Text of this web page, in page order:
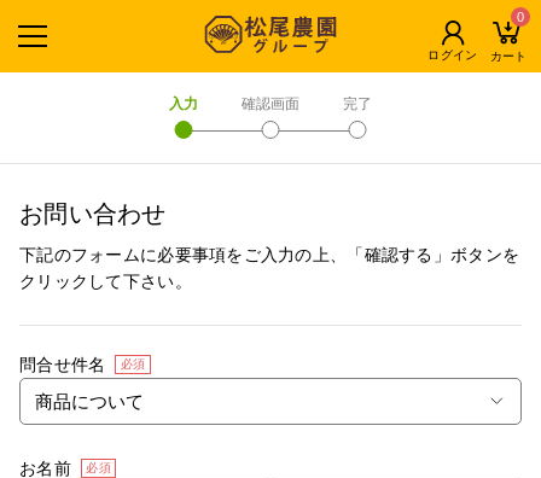
ログイン
0
カート
入力 確認画面 完了
お問い合わせ
下記のフォームに必要事項をご入力の上、「確認する」ボタンを
クリックして下さい。
問合せ件名 必須
お名前 必須